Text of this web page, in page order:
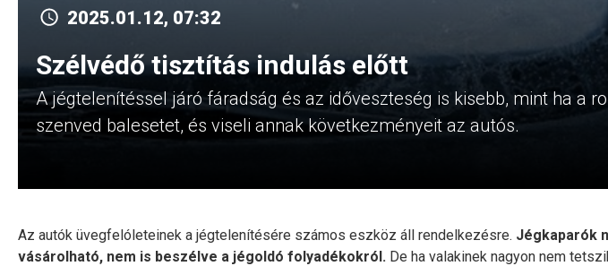
2025.01.12, 07:32
Szélvédő tisztítás indulás előtt
A jégtelenítéssel járó fáradság és az időveszteség is kisebb, mint ha a
szenved balesetet, és viseli annak következményeit az autós.
Az autók üvegfelóleteinek a jégtelenítésére számos eszköz áll rendelkezésre. Jégkaparók
vásárolható, nem is beszélve a jégoldó folyadékokról. De ha valakinek nagyon nem